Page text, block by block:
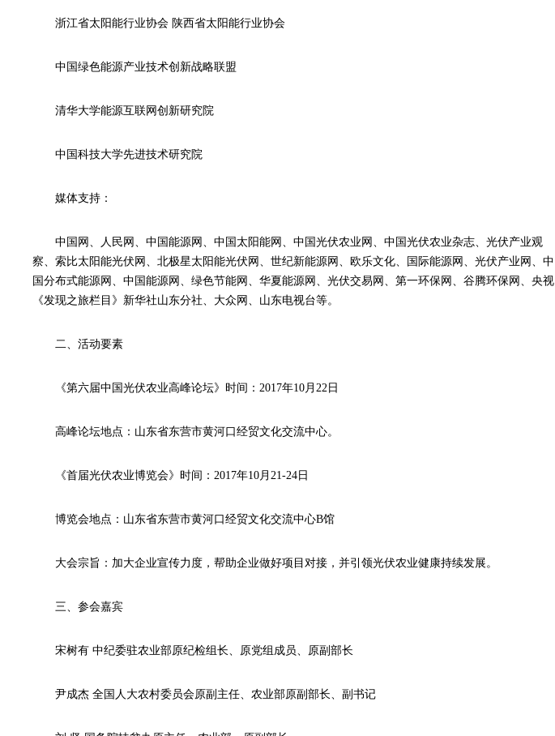
浙江省太阳能行业协会 陕西省太阳能行业协会
中国绿色能源产业技术创新战略联盟
清华大学能源互联网创新研究院
中国科技大学先进技术研究院
媒体支持：
中国网、人民网、中国能源网、中国太阳能网、中国光伏农业网、中国光伏农业杂志、光伏产业观
察、索比太阳能光伏网、北极星太阳能光伏网、世纪新能源网、欧乐文化、国际能源网、光伏产业网、中
国分布式能源网、中国能源网、绿色节能网、华夏能源网、光伏交易网、第一环保网、谷腾环保网、央视
《发现之旅栏目》新华社山东分社、大众网、山东电视台等。
二、活动要素
《第六届中国光伏农业高峰论坛》时间：2017年10月22日
高峰论坛地点：山东省东营市黄河口经贸文化交流中心。
《首届光伏农业博览会》时间：2017年10月21-24日
博览会地点：山东省东营市黄河口经贸文化交流中心B馆
大会宗旨：加大企业宣传力度，帮助企业做好项目对接，并引领光伏农业健康持续发展。
三、参会嘉宾
宋树有 中纪委驻农业部原纪检组长、原党组成员、原副部长
尹成杰 全国人大农村委员会原副主任、农业部原副部长、副书记